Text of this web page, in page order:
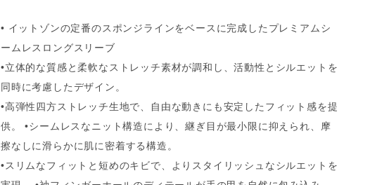
• イットゾンの定番のスポンジラインをベースに完成したプレミアムシ
ームレスロングスリーブ
•立体的な質感と柔軟なストレッチ素材が調和し、活動性とシルエットを
同時に考慮したデザイン。
•高弾性四方ストレッチ生地で、自由な動きにも安定したフィット感を提
供。 •シームレスなニット構造により、継ぎ目が最小限に抑えられ、摩
擦なしに滑らかに肌に密着する構造。
•スリムなフィットと短めのキビで、よりスタイリッシュなシルエットを